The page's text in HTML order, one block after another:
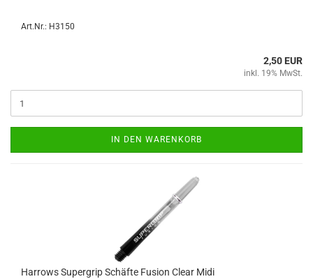
Art.Nr.: H3150
2,50 EUR
inkl. 19% MwSt.
IN DEN WARENKORB
Har­rows Su­per­grip Schäf­te Fu­si­on Clear Midi